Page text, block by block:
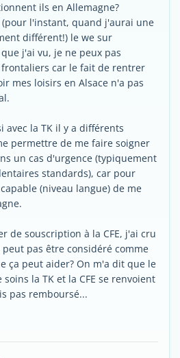
ils en Allemagne?
(pour l'instant, quand j'aurai une
différent!) le we sur
j'ai vu, je ne peux pas
car le fait de rentrer
mes loisirs en Alsace n'a pas
avec la TK il y a différents
permettre de me faire soigner
un cas d'urgence (typiquement
standards), car pour
(niveau langue) de me
de souscription à la CFE, j'ai cru
pas être considéré comme
ça peut aider? On m'a dit que le
la TK et la CFE se renvoient
pas remboursé...